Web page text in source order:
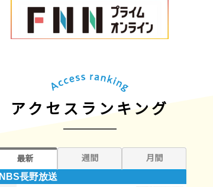
アクセスランキング
最新 週間 月間
NBS長野放送